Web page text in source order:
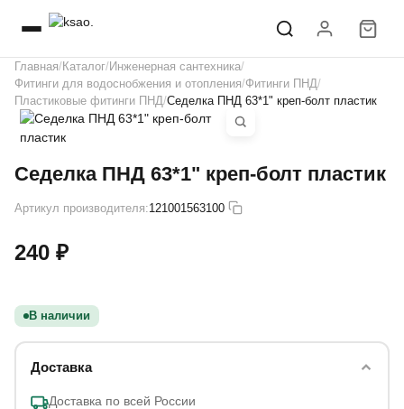
Главная Каталог Инженерная сантехника
Фитинги для водоснобжения и отопления Фитинги ПНД
Пластиковые фитинги ПНД Седелка ПНД 63*1" креп-болт пластик
Седелка ПНД 63*1" креп-болт пластик
Артикул производителя:121001563100
240 ₽
В наличии
Доставка
Доставка по всей России